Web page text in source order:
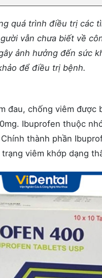
quá trình điều trị các
vẫn chưa biết về
ảnh hưởng đến sức
để điều trị bệnh.
đau, chống viêm được
Ibuprofen thuộc
thành phần
viêm khớp dạng